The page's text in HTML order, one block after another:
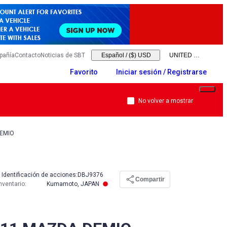
ContactoNoticias de SBT Español / ($) USD
Favorito Iniciar sesión / Registrarse
No volver a mostrar
Identificación de acciones: DBJ9376
: Kumamoto, JAPAN
Compartir